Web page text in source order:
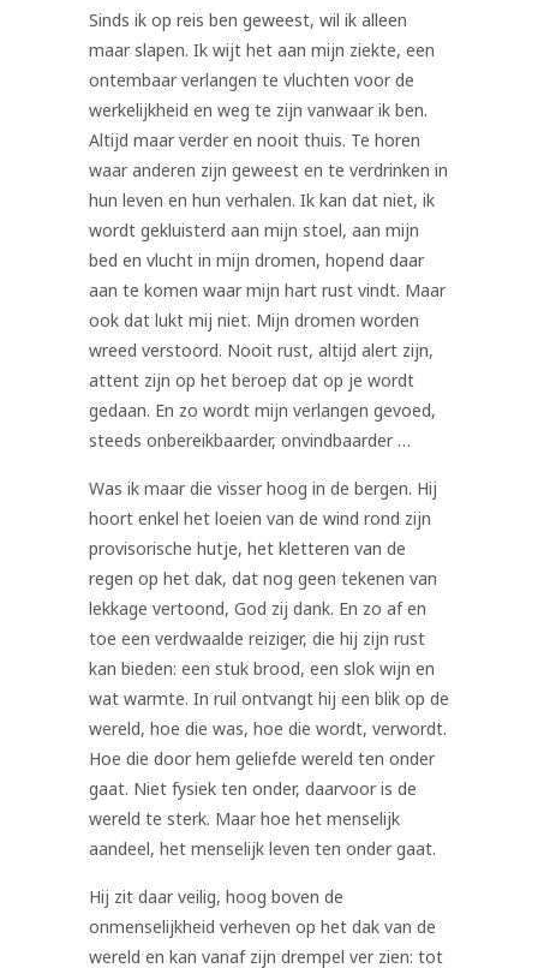
Sinds ik op reis ben geweest, wil ik alleen
maar slapen. Ik wijt het aan mijn ziekte, een
ontembaar verlangen te vluchten voor de
werkelijkheid en weg te zijn vanwaar ik ben.
Altijd maar verder en nooit thuis. Te horen
waar anderen zijn geweest en te verdrinken in
hun leven en hun verhalen. Ik kan dat niet, ik
wordt gekluisterd aan mijn stoel, aan mijn
bed en vlucht in mijn dromen, hopend daar
aan te komen waar mijn hart rust vindt. Maar
ook dat lukt mij niet. Mijn dromen worden
wreed verstoord. Nooit rust, altijd alert zijn,
attent zijn op het beroep dat op je wordt
gedaan. En zo wordt mijn verlangen gevoed,
steeds onbereikbaarder, onvindbaarder …
Was ik maar die visser hoog in de bergen. Hij
hoort enkel het loeien van de wind rond zijn
provisorische hutje, het kletteren van de
regen op het dak, dat nog geen tekenen van
lekkage vertoond, God zij dank. En zo af en
toe een verdwaalde reiziger, die hij zijn rust
kan bieden: een stuk brood, een slok wijn en
wat warmte. In ruil ontvangt hij een blik op de
wereld, hoe die was, hoe die wordt, verwordt.
Hoe die door hem geliefde wereld ten onder
gaat. Niet fysiek ten onder, daarvoor is de
wereld te sterk. Maar hoe het menselijk
aandeel, het menselijk leven ten onder gaat.
Hij zit daar veilig, hoog boven de
onmenselijkheid verheven op het dak van de
wereld en kan vanaf zijn drempel ver zien: tot